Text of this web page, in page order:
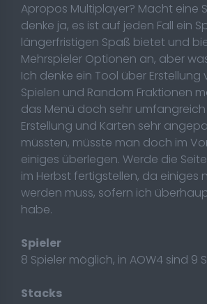
Apropos Multiplayer? Macht eine
denke ja, es ist auf jeden Fall ein
längerfristigen Spaß bietet und
Mehrspieler Optionen an, aber
Ich denke ein Tool über Erstellung
Spielen und Random Fraktionen
das Menü doch sehr umfangreich
Erstellung und Karten sehr
müssten, müsste man doch im
einiges überlegen. Werde die
im Herbst fertigstellen, da einiges
werden muss, sofern ich
habe.
Spieler
8 Spieler möglich, in AOW4 sind 9
Stacks